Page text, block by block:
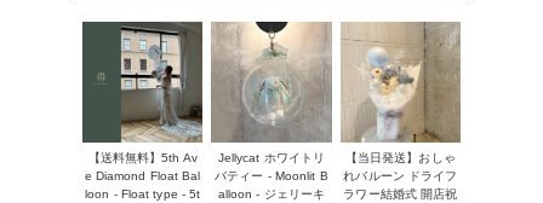
１１０００円以上
NEW YORK MIND - ニューヨークスタイルバルーン
※コンフェッティバルーン -プリント内容-
企業・法人様
ウェディングコンフェッティバルーン特集
実店舗について -大阪 堀江店・名古屋 星ヶ丘店・滋賀 配送
センター店・沖縄 嘉手納基地店-
プリントサービス
【送料無料】5th Av
e Diamond Float Bal
loon - Float type - 5t
Jellycat ホワイトリ
バティー - Moonlit B
alloon - ジェリーキ
【当日発送】おしゃ
れバルーン ドライフ
ラワー結婚式 開店祝